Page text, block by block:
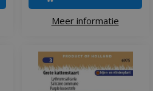
Meer informatie